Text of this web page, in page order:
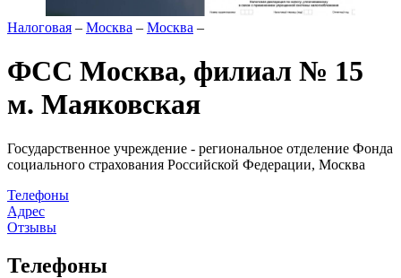
Налоговая – Москва – Москва –
ФСС Москва, филиал № 15
м. Маяковская
Государственное учреждение - региональное отделение Фонда
социального страхования Российской Федерации, Москва
Телефоны
Адрес
Отзывы
Телефоны